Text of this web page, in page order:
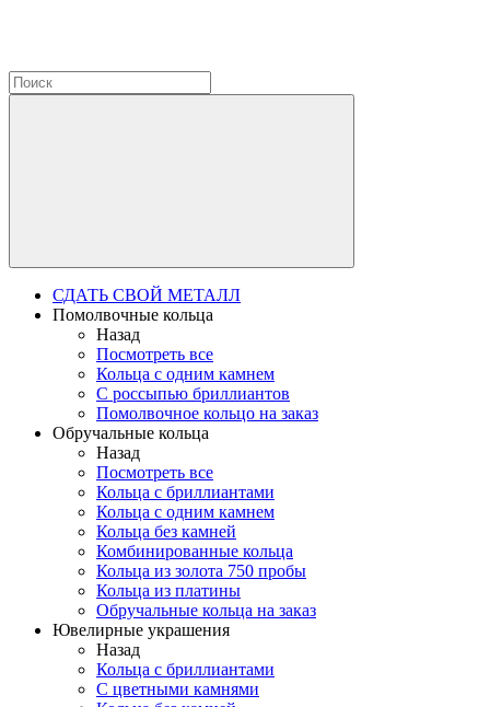
СДАТЬ СВОЙ МЕТАЛЛ
Помолвочные кольца
Назад
Посмотреть все
Кольца с одним камнем
С россыпью бриллиантов
Помолвочное кольцо на заказ
Обручальные кольца
Назад
Посмотреть все
Кольца с бриллиантами
Кольца с одним камнем
Кольца без камней
Комбинированные кольца
Кольца из золота 750 пробы
Кольца из платины
Обручальные кольца на заказ
Ювелирные украшения
Назад
Кольца с бриллиантами
С цветными камнями